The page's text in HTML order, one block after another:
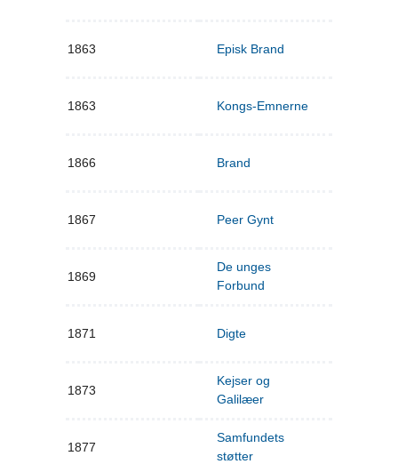
1863 Episk Brand
1863 Kongs-Emnerne
1866 Brand
1867 Peer Gynt
1869
De unges
Forbund
1871 Digte
1873
Kejser og
Galilæer
1877
Samfundets
støtter